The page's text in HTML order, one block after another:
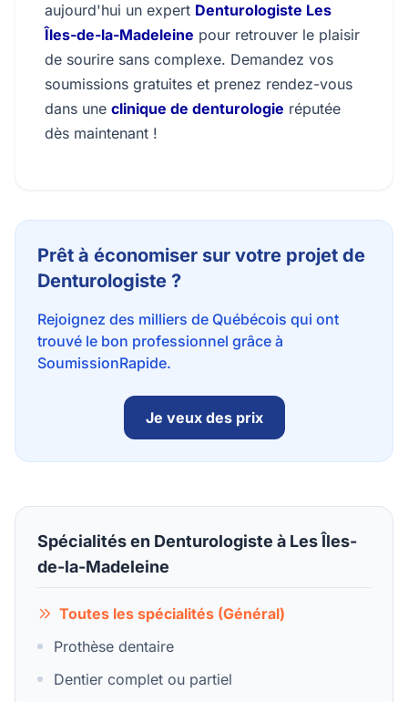
aujourd'hui un expert Denturologiste Les
Îles-de-la-Madeleine pour retrouver le plaisir
de sourire sans complexe. Demandez vos
soumissions gratuites et prenez rendez-vous
dans une clinique de denturologie réputée
dès maintenant !
Prêt à économiser sur votre projet de
Denturologiste ?
Rejoignez des milliers de Québécois qui ont
trouvé le bon professionnel grâce à
SoumissionRapide.
Je veux des prix
Spécialités en Denturologiste à Les Îles-
de-la-Madeleine
Toutes les spécialités (Général)
Prothèse dentaire
Dentier complet ou partiel